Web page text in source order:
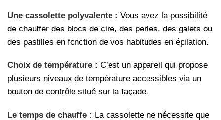
Une cassolette polyvalente : Vous avez la possibilité
de chauffer des blocs de cire, des perles, des galets ou
des pastilles en fonction de vos habitudes en épilation.
Choix de température : C’est un appareil qui propose
plusieurs niveaux de température accessibles via un
bouton de contrôle situé sur la façade.
Le temps de chauffe : La cassolette ne nécessite que